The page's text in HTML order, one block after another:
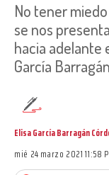
No tener
se nos
hacia adelante
García
Elisa García Barragán
mié 24 marzo 2021 11:58